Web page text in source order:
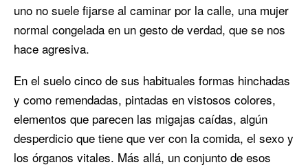
uno no suele fijarse al caminar por la calle, una mujer
normal congelada en un gesto de verdad, que se nos
hace agresiva.
En el suelo cinco de sus habituales formas hinchadas
y como remendadas, pintadas en vistosos colores,
elementos que parecen las migajas caídas, algún
desperdicio que tiene que ver con la comida, el sexo y
los órganos vitales. Más allá, un conjunto de esos